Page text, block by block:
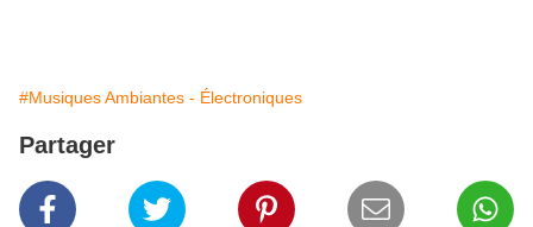
#Musiques Ambiantes - Électroniques
Partager